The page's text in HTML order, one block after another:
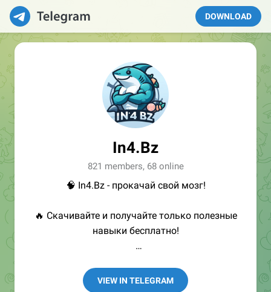
DOWNLOAD
In4.Bz
821 members, 68 online
🧠 In4.Bz - прокачай свой мозг!
🔥 Скачивайте и получайте только полезные
навыки бесплатно!
➖ in4.bz/
VIEW IN TELEGRAM